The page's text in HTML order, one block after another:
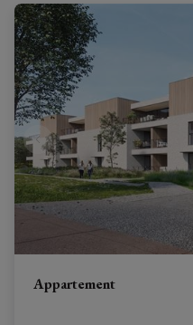
Appartement